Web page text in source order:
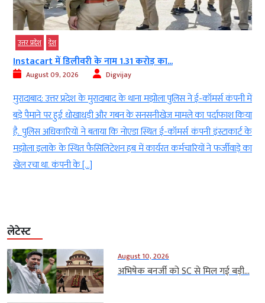
उत्तर प्रदेश देश
Instacart में डिलीवरी के नाम 1.31 करोड़ का...
August 09, 2026 Digvijay
मुरादाबाद: उत्तर प्रदेश के मुरादाबाद के थाना मझोला पुलिस ने ई-कॉमर्स कंपनी में
बड़े पैमाने पर हुई धोखाधड़ी और गबन के सनसनीखेज मामले का पर्दाफाश किया
है. पुलिस अधिकारियों ने बताया कि नोएडा स्थित ई-कॉमर्स कंपनी इंस्टाकार्ट के
मझोला इलाके के स्थित फैसिलिटेशन हब में कार्यरत कर्मचारियों ने फर्जीवाड़े का
खेल रचा था. कंपनी के […]
लेटेस्ट
August 10, 2026
अभिषेक बनर्जी को SC से मिल गई बड़ी...